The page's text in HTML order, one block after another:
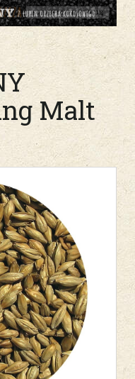
Malt